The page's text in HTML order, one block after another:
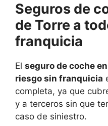
Seguros de
de Torre a
franquicia
El seguro de coche
riesgo sin franquicia
completa, ya que
y a terceros sin que
caso de siniestro.